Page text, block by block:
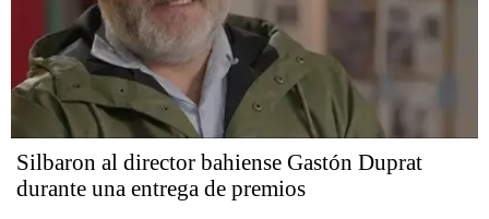
Silbaron al director bahiense Gastón Duprat
durante una entrega de premios